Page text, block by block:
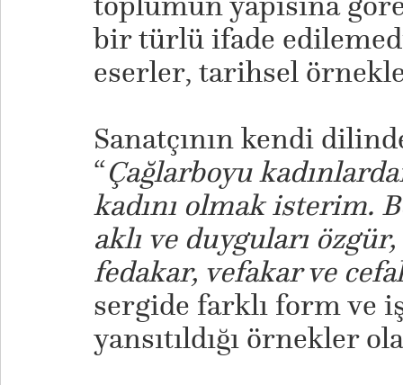
bir türlü ifade
eserler, tarihsel
​Sanatçının kendi
“Çağlarboyu
kadını olmak isterim.
aklı ve duyguları
fedakar, vefakar ve
sergide farklı form ve
yansıtıldığı örnekler